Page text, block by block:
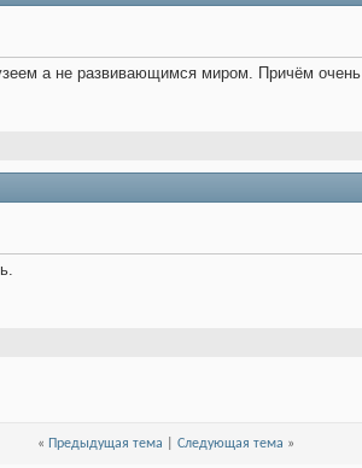
а не развивающимся миром. Причём
« Предыдущая тема Следующая тема »